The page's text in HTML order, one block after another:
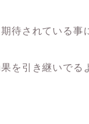
待されている事
を引き継いでる